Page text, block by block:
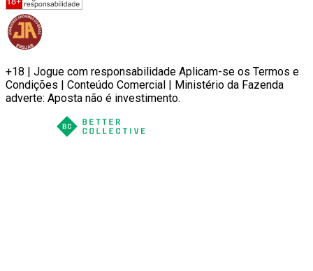
+18 | Jogue com responsabilidade Aplicam-se os Termos e
Condições | Conteúdo Comercial | Ministério da Fazenda
adverte: Aposta não é investimento.